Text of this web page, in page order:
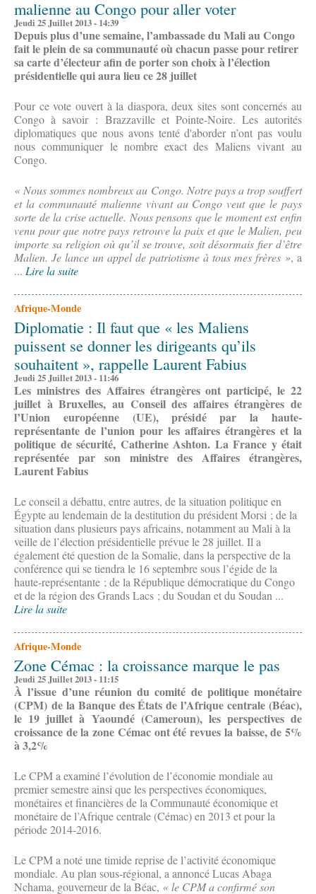
malienne au Congo pour aller voter
Jeudi 25 Juillet 2013 - 14:39
Depuis plus d’une semaine, l’ambassade du Mali au Congo
fait le plein de sa communauté où chacun passe pour retirer
sa carte d’électeur afin de porter son choix à l’élection
présidentielle qui aura lieu ce 28 juillet
Pour ce vote ouvert à la diaspora, deux sites sont concernés au
Congo à savoir : Brazzaville et Pointe-Noire. Les autorités
diplomatiques que nous avons tenté d'aborder n’ont pas voulu
nous communiquer le nombre exact des Maliens vivant au
Congo.
« Nous sommes nombreux au Congo. Notre pays a trop souffert
et la communauté malienne vivant au Congo veut que le pays
sorte de la crise actuelle. Nous pensons que le moment est enfin
venu pour que notre pays retrouve la paix et que le Malien, peu
importe sa religion où qu’il se trouve, soit désormais fier d’être
Malien. Je lance un appel de patriotisme à tous mes frères », a
... Lire la suite
Afrique-Monde
Diplomatie : Il faut que « les Maliens
puissent se donner les dirigeants qu’ils
souhaitent », rappelle Laurent Fabius
Jeudi 25 Juillet 2013 - 11:46
Les ministres des Affaires étrangères ont participé, le 22
juillet à Bruxelles, au Conseil des affaires étrangères de
l’Union européenne (UE), présidé par la haute-
représentante de l’union pour les affaires étrangères et la
politique de sécurité, Catherine Ashton. La France y était
représentée par son ministre des Affaires étrangères,
Laurent Fabius
Le conseil a débattu, entre autres, de la situation politique en
Égypte au lendemain de la destitution du président Morsi ; de la
situation dans plusieurs pays africains, notamment au Mali à la
veille de l’élection présidentielle prévue le 28 juillet. Il a
également été question de la Somalie, dans la perspective de la
conférence qui se tiendra le 16 septembre sous l’égide de la
haute-représentante ; de la République démocratique du Congo
et de la région des Grands Lacs ; du Soudan et du Soudan ...
Lire la suite
Afrique-Monde
Zone Cémac : la croissance marque le pas
Jeudi 25 Juillet 2013 - 11:15
À l’issue d’une réunion du comité de politique monétaire
(CPM) de la Banque des États de l’Afrique centrale (Béac),
le 19 juillet à Yaoundé (Cameroun), les perspectives de
croissance de la zone Cémac ont été revues la baisse, de 5%
à 3,2%
Le CPM a examiné l’évolution de l’économie mondiale au
premier semestre ainsi que les perspectives économiques,
monétaires et financières de la Communauté économique et
monétaire de l’Afrique centrale (Cémac) en 2013 et pour la
période 2014-2016.
Le CPM a noté une timide reprise de l’activité économique
mondiale. Au plan sous-régional, a annoncé Lucas Abaga
Nchama, gouverneur de la Béac, « le CPM a conﬁrmé son